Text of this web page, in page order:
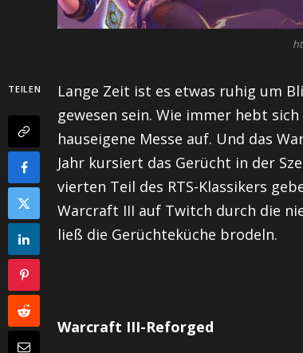
TEILEN
Lange Zeit ist es etwas ruhig um
gewesen sein. Wie immer hebt
hauseigene Messe auf. Und das
Jahr kursiert das Gerücht in der
vierten Teil des RTS-Klassikers
Warcraft III auf Twitch durch die
ließ die Gerüchteküche brodeln.
Warcraft III-Reforged